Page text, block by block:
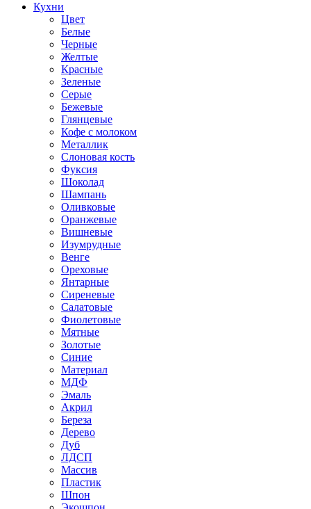
Кухни
Цвет
Белые
Черные
Желтые
Красные
Зеленые
Серые
Бежевые
Глянцевые
Кофе с молоком
Металлик
Слоновая кость
Фуксия
Шоколад
Шампань
Оливковые
Оранжевые
Вишневые
Изумрудные
Венге
Ореховые
Янтарные
Сиреневые
Салатовые
Фиолетовые
Мятные
Золотые
Синие
Материал
МДФ
Эмаль
Акрил
Береза
Дерево
Дуб
ЛДСП
Массив
Пластик
Шпон